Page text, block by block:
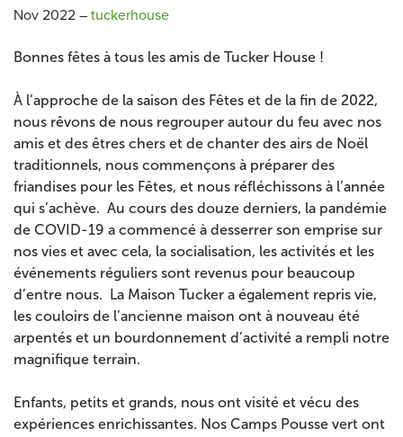
Nov 2022–tuckerhouse
Bonnes fêtes à tous les amis de Tucker House !
À l’approche de la saison des Fêtes et de la fin de 2022,
nous rêvons de nous regrouper autour du feu avec nos
amis et des êtres chers et de chanter des airs de Noël
traditionnels, nous commençons à préparer des
friandises pour les Fêtes, et nous réfléchissons à l’année
qui s’achève. Au cours des douze derniers, la pandémie
de COVID-19 a commencé à desserrer son emprise sur
nos vies et avec cela, la socialisation, les activités et les
événements réguliers sont revenus pour beaucoup
d’entre nous. La Maison Tucker a également repris vie,
les couloirs de l’ancienne maison ont à nouveau été
arpentés et un bourdonnement d’activité a rempli notre
magnifique terrain.
Enfants, petits et grands, nous ont visité et vécu des
expériences enrichissantes. Nos Camps Pousse vert ont